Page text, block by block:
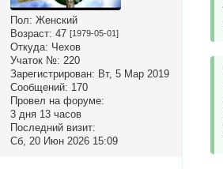
Пол: Женский
Возраст: 47 [1979-05-01]
Откуда: Чехов
Учаток №: 220
Зарегистрирован: Вт, 5 Мар 2019
Сообщений: 170
Провел на форуме:
3 дня 13 часов
Последний визит:
Сб, 20 Июн 2026 15:09